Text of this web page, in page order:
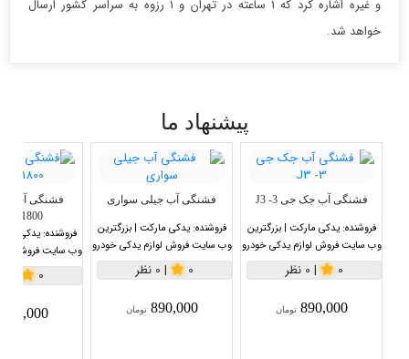
و غیره اشاره کرد که 1 ساعته در تهران و 1 رزوه به سراسر کشور ارسال
خواهد شد.
پیشنهاد ما
فشنگی آب جک جی 3- J3
فروشنده: یدکی مارکت | بزرگترین
وب سایت فروش لوازم یدکی خودرو
0
| 0 نظر
890,000 تومان
فشنگی آب جیلی سواری
فروشنده: یدکی مارکت | بزرگترین
وب سایت فروش لوازم یدکی خودرو
0
| 0 نظر
890,000 تومان
1800سی سی
فروشنده: یدکی
وب سایت فروش
0
890,000